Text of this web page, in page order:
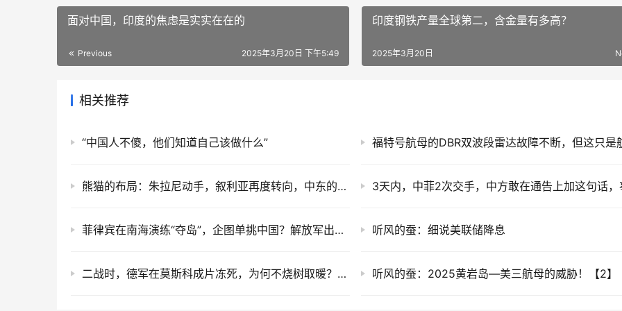
面对中国，印度的焦虑是实实在在的
Previous 2025年3月20日 下午5:49
印度钢铁产量全球第二，含金量有多高？
2025年3月20日
相关推荐
“中国人不傻，他们知道自己该做什么”
熊猫的布局：朱拉尼动手，叙利亚再度转向，中东的大戏终于要来了！
菲律宾在南海演练“夺岛”，企图单挑中国？解放军出手直接清场 听风的蚕：细说美联储降息
二战时，德军在莫斯科成片冻死，为何不烧树取暖？苏联做法太绝了 听风的蚕：2025黄岩岛—美三航母的威胁！【2】